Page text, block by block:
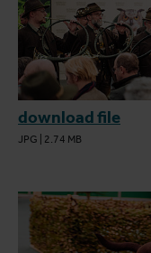
download file
JPG 2.74 MB